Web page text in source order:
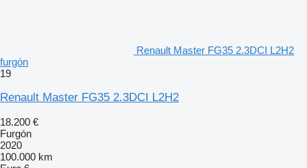
Renault Master FG35 2.3DCI L2H2
furgón
19
Renault Master FG35 2.3DCI L2H2
18.200 €
Furgón
2020
100.000 km